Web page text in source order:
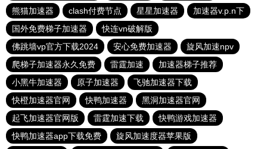
熊猫加速器
clash付费节点 星星加速器
加速器v.p.n下
国外免费梯子加速器
快连vn破解版
佛跳墙vp官方下载2024
安心免费加速器
旋风加速npv
爬梯子加速器永久免费
雷霆加速
加速器梯子推荐
小黑牛加速器
原子加速器
飞驰加速器下载
快橙加速器官网
快鸭加速器
黑洞加速器官网
起飞加速器官网版
雷霆加速下载
快鸭游戏加速器
快鸭加速器app下载免费
旋风加速度器苹果版